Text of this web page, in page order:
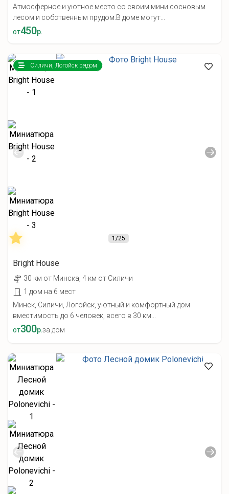
Атмосферное и уютное место со своим мини сосновым
лесом и собственным прудом.В доме могут...
от450р.
1/25
Силичи, Логойск рядом
Bright House
30 км от Минска, 4 км от Силичи
1 дом на 6 мест
Минск, Силичи, Логойск, уютный и комфортный дом
вместимость до 6 человек, всего в 30 км...
от300р.за дом